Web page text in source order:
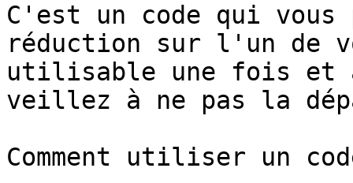
C'est un code qui vous
réduction sur l'un de
utilisable une fois et
veillez à ne pas la
Comment utiliser un